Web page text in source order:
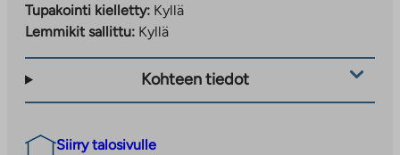
Tupakointi kielletty: Kyllä
Lemmikit sallittu: Kyllä
Kohteen tiedot
Siirry talosivulle